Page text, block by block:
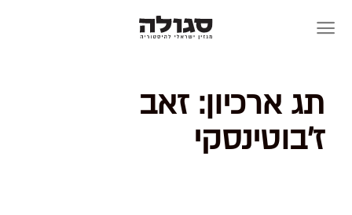
תג ארכיון:זאב
ז'בוטינסקי